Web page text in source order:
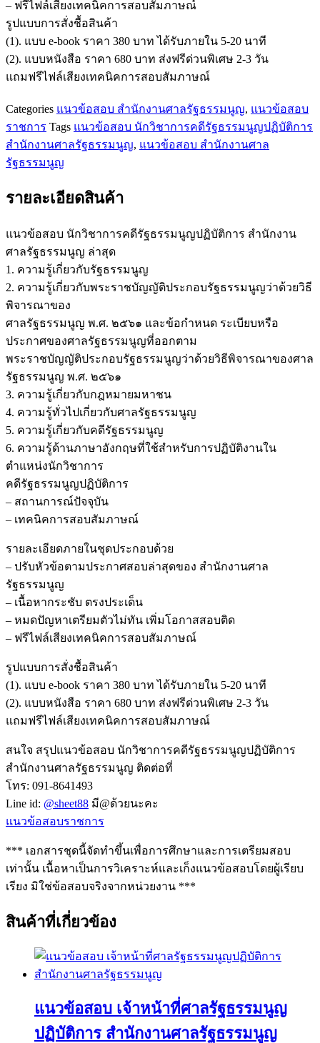
การ
สำนักงาน
ศาล
รัฐธรรมนูญ
ชิ้น
– ฟรีไฟล์เสียงเทคนิคการสอบสัมภาษณ์
รูปแบบการสั่งชื้อสินค้า
(1). แบบ e-book ราคา 380 บาท ได้รับภายใน 5-20 นาที
(2). แบบหนังสือ ราคา 680 บาท ส่งฟรีด่วนพิเศษ 2-3 วัน
แถมฟรีไฟล์เสียงเทคนิคการสอบสัมภาษณ์
Categories แนวข้อสอบ สำนักงานศาลรัฐธรรมนูญ, แนวข้อสอบ
ราชการ Tags แนวข้อสอบ นักวิชาการคดีรัฐธรรมนูญปฏิบัติการ
สำนักงานศาลรัฐธรรมนูญ, แนวข้อสอบ สำนักงานศาล
รัฐธรรมนูญ
รายละเอียดสินค้า
แนวข้อสอบ นักวิชาการคดีรัฐธรรมนูญปฏิบัติการ สำนักงาน
ศาลรัฐธรรมนูญ ล่าสุด
1. ความรู้เกี่ยวกับรัฐธรรมนูญ
2. ความรู้เกี่ยวกับพระราชบัญญัติประกอบรัฐธรรมนูญว่าด้วยวิธี
พิจารณาของ
ศาลรัฐธรรมนูญ พ.ศ. ๒๕๖๑ และข้อกำหนด ระเบียบหรือ
ประกาศของศาลรัฐธรรมนูญที่ออกตาม
พระราชบัญญัติประกอบรัฐธรรมนูญว่าด้วยวิธีพิจารณาของศาล
รัฐธรรมนูญ พ.ศ. ๒๕๖๑
3. ความรู้เกี่ยวกับกฎหมายมหาชน
4. ความรู้ทั่วไปเกี่ยวกับศาลรัฐธรรมนูญ
5. ความรู้เกี่ยวกับคดีรัฐธรรมนูญ
6. ความรู้ด้านภาษาอังกฤษที่ใช้สำหรับการปฏิบัติงานใน
ตำแหน่งนักวิชาการ
คดีรัฐธรรมนูญปฏิบัติการ
– สถานการณ์ปัจจุบัน
– เทคนิคการสอบสัมภาษณ์
รายละเอียดภายในชุดประกอบด้วย
– ปรับหัวข้อตามประกาศสอบล่าสุดของ สำนักงานศาล
รัฐธรรมนูญ
– เนื้อหากระชับ ตรงประเด็น
– หมดปัญหาเตรียมตัวไม่ทัน เพิ่มโอกาสสอบติด
– ฟรีไฟล์เสียงเทคนิคการสอบสัมภาษณ์
รูปแบบการสั่งชื้อสินค้า
(1). แบบ e-book ราคา 380 บาท ได้รับภายใน 5-20 นาที
(2). แบบหนังสือ ราคา 680 บาท ส่งฟรีด่วนพิเศษ 2-3 วัน
แถมฟรีไฟล์เสียงเทคนิคการสอบสัมภาษณ์
สนใจ สรุปแนวข้อสอบ นักวิชาการคดีรัฐธรรมนูญปฏิบัติการ
สำนักงานศาลรัฐธรรมนูญ ติดต่อที่
โทร: 091-8641493
Line id: @sheet88 มี@ด้วยนะคะ
แนวข้อสอบราชการ
*** เอกสารชุดนี้จัดทำขึ้นเพื่อการศึกษาและการเตรียมสอบ
เท่านั้น เนื้อหาเป็นการวิเคราะห์และเก็งแนวข้อสอบโดยผู้เรียบ
เรียง มิใช่ข้อสอบจริงจากหน่วยงาน ***
สินค้าที่เกี่ยวข้อง
แนวข้อสอบ เจ้าหน้าที่ศาลรัฐธรรมนูญ
ปฏิบัติการ สำนักงานศาลรัฐธรรมนูญ